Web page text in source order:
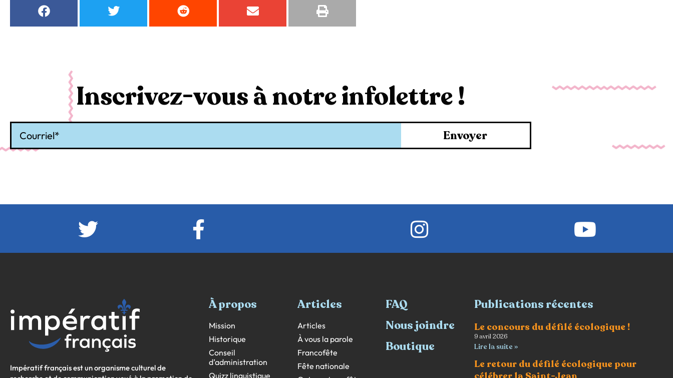
Inscrivez-vous à notre infolettre !
Envoyer
Impératif français est un organisme culturel de
À propos
Mission
Historique
Conseil
d’administration
Quizz linguistique
Articles
Articles
À vous la parole
Francofête
Fête nationale
FAQ
Nous joindre
Boutique
Publications récentes
Le concours du défilé écologique !
9 avril 2026
Lire la suite »
Le retour du défilé écologique pour